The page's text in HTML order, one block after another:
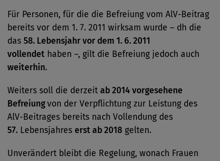
Für Personen, für die die Befreiung vom AlV-Beitrag
bereits vor dem 1. 7. 2011 wirksam wurde – dh die
das 58. Lebensjahr vor dem 1. 6. 2011
vollendet haben –, gilt die Befreiung jedoch auch
weiterhin.
Weiters soll die derzeit ab 2014 vorgesehene
Befreiungvon der Verpflichtung zur Leistung des
AlV-Beitrages bereits nach Vollendung des
57. Lebensjahres erst ab 2018 gelten.
Unverändert bleibt die Regelung, wonach Frauen